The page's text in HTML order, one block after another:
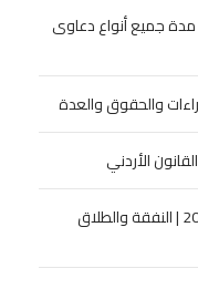
جميع أنواع دعاوى
الأردني
رسوم المحاكم الشرعية في الأردن 2026 | النفقة والطلاق